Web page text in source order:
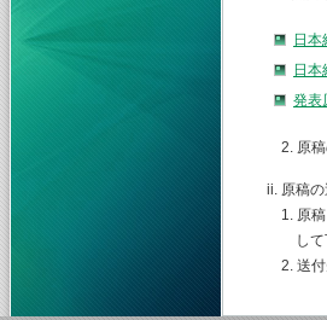
日本
日
発表
2. 原稿
ii. 原稿
1. 原稿
して
2. 送付